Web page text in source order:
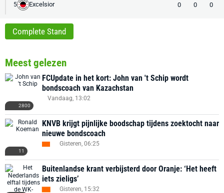
5 Excelsior 0 0 0
Complete Stand
Meest gelezen
2800
FCUpdate in het kort: John van 't Schip wordt
bondscoach van Kazachstan
Vandaag, 13:02
11
KNVB krijgt pijnlijke boodschap tijdens zoektocht naar
nieuwe bondscoach
Gisteren, 06:25
Buitenlandse krant verbijsterd door Oranje: ‘Het heeft
iets zieligs’
Gisteren, 15:32